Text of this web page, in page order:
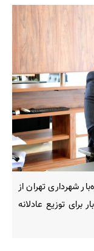
شهرداری تهران از
برای توزیع عادلانه